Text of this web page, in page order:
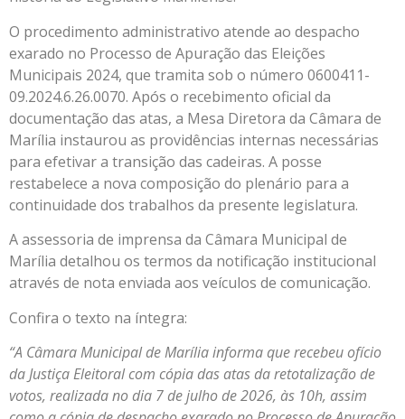
O procedimento administrativo atende ao despacho
exarado no Processo de Apuração das Eleições
Municipais 2024, que tramita sob o número 0600411-
09.2024.6.26.0070. Após o recebimento oficial da
documentação das atas, a Mesa Diretora da Câmara de
Marília instaurou as providências internas necessárias
para efetivar a transição das cadeiras. A posse
restabelece a nova composição do plenário para a
continuidade dos trabalhos da presente legislatura.
A assessoria de imprensa da Câmara Municipal de
Marília detalhou os termos da notificação institucional
através de nota enviada aos veículos de comunicação.
Confira o texto na íntegra:
“A Câmara Municipal de Marília informa que recebeu ofício
da Justiça Eleitoral com cópia das atas da retotalização de
votos, realizada no dia 7 de julho de 2026, às 10h, assim